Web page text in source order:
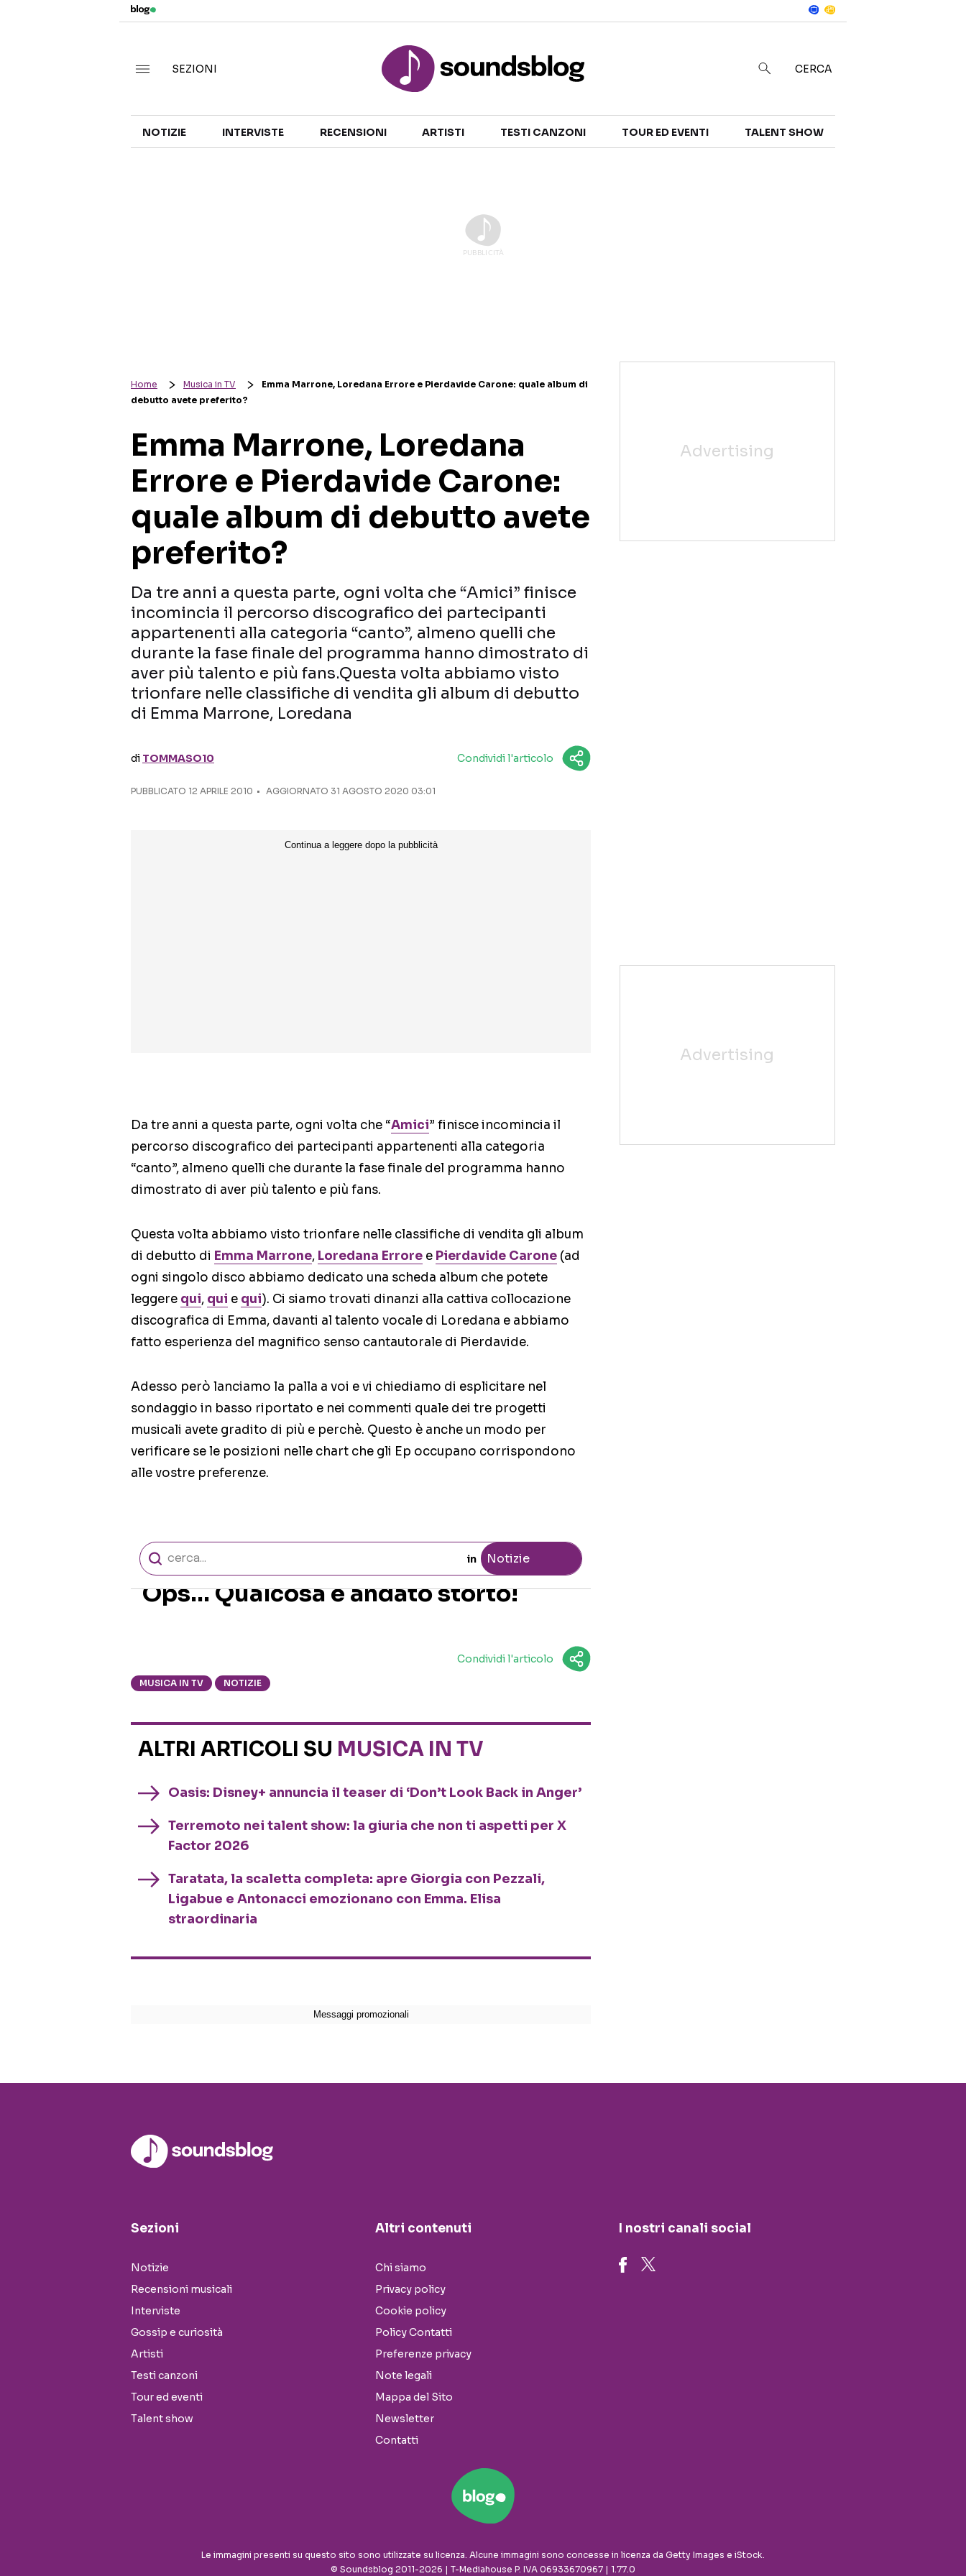
TALENT SHOW
SEZIONI CERCA
NOTIZIE INTERVISTE RECENSIONI ARTISTI TESTI CANZONI TOUR ED EVENTI TALENT SHOW
Home Musica in TV
Emma Marrone, Loredana Errore e Pierdavide Carone: quale album di
debutto avete preferito?
Emma Marrone, Loredana
Errore e Pierdavide Carone:
quale album di debutto avete
preferito?
Da tre anni a questa parte, ogni volta che “Amici” finisce
incomincia il percorso discografico dei partecipanti
appartenenti alla categoria “canto”, almeno quelli che
durante la fase finale del programma hanno dimostrato di
aver più talento e più fans.Questa volta abbiamo visto
trionfare nelle classifiche di vendita gli album di debutto
di Emma Marrone, Loredana
di TOMMASO10 Condividi l'articolo
PUBBLICATO 12 APRILE 2010 AGGIORNATO 31 AGOSTO 2020 03:01
Da tre anni a questa parte, ogni volta che “Amici” finisce incomincia il
percorso discografico dei partecipanti appartenenti alla categoria
“canto”, almeno quelli che durante la fase finale del programma hanno
dimostrato di aver più talento e più fans.
Questa volta abbiamo visto trionfare nelle classifiche di vendita gli album
di debutto di Emma Marrone, Loredana Errore e Pierdavide Carone (ad
ogni singolo disco abbiamo dedicato una scheda album che potete
leggere qui, qui e qui). Ci siamo trovati dinanzi alla cattiva collocazione
discografica di Emma, davanti al talento vocale di Loredana e abbiamo
fatto esperienza del magnifico senso cantautorale di Pierdavide.
Adesso però lanciamo la palla a voi e vi chiediamo di esplicitare nel
sondaggio in basso riportato e nei commenti quale dei tre progetti
musicali avete gradito di più e perchè. Questo è anche un modo per
verificare se le posizioni nelle chart che gli Ep occupano corrispondono
alle vostre preferenze.
Condividi l'articolo
MUSICA IN TV NOTIZIE
ALTRI ARTICOLI SU MUSICA IN TV
Oasis: Disney+ annuncia il teaser di ‘Don’t Look Back in Anger’
Terremoto nei talent show: la giuria che non ti aspetti per X
Factor 2026
Taratata, la scaletta completa: apre Giorgia con Pezzali,
Ligabue e Antonacci emozionano con Emma. Elisa
straordinaria
Sezioni
Notizie
Recensioni musicali
Interviste
Gossip e curiosità
Artisti
Testi canzoni
Tour ed eventi
Talent show
Altri contenuti
Chi siamo
Privacy policy
Cookie policy
Policy Contatti
Preferenze privacy
Note legali
Mappa del Sito
Newsletter
Contatti
I nostri canali social
Le immagini presenti su questo sito sono utilizzate su licenza. Alcune immagini sono concesse in licenza da Getty Images e iStock.
© Soundsblog 2011-2026 | T-Mediahouse P. IVA 06933670967 | 1.77.0